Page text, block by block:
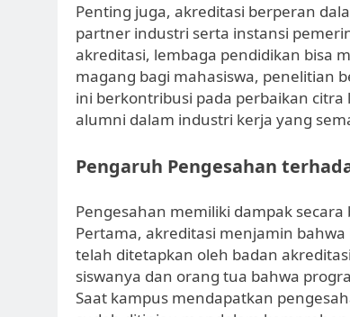
Penting juga, akreditasi berperan
partner industri serta instansi
akreditasi, lembaga pendidikan bisa
magang bagi mahasiswa, penelitian
ini berkontribusi pada perbaikan
alumni dalam industri kerja yang
Pengaruh Pengesahan
Pengesahan memiliki dampak
Pertama, akreditasi menjamin
telah ditetapkan oleh badan
siswanya dan orang tua bahwa
Saat kampus mendapatkan